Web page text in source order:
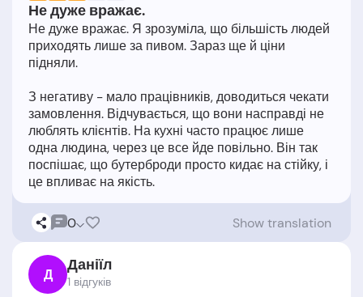
Не дуже вражає.
Не дуже вражає. Я зрозуміла, що більшість людей
приходять лише за пивом. Зараз ще й ціни
підняли.
З негативу - мало працівників, доводиться чекати
замовлення. Відчувається, що вони насправді не
люблять клієнтів. На кухні часто працює лише
одна людина, через це все йде повільно. Він так
поспішає, що бутерброди просто кидає на стійку, і
0 Show translation
Д Даніїл
1 відгукiв